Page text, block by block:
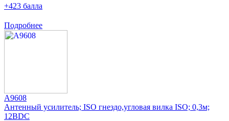
+423 балла
Подробнее
A9608
Антенный усилитель; ISO гнездо,угловая вилка ISO; 0,3м;
12ВDC